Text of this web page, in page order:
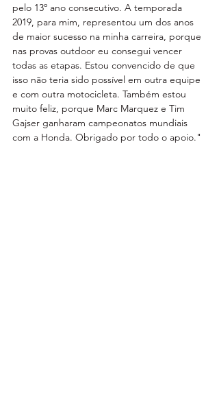
pelo 13º ano consecutivo. A temporada
2019, para mim, representou um dos anos
de maior sucesso na minha carreira, porque
nas provas outdoor eu consegui vencer
todas as etapas. Estou convencido de que
isso não teria sido possível em outra equipe
e com outra motocicleta. Também estou
muito feliz, porque Marc Marquez e Tim
Gajser ganharam campeonatos mundiais
com a Honda. Obrigado por todo o apoio."